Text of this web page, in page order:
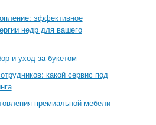
эффективное
недр для вашего
и уход за букетом
какой сервис под
премиальной мебели